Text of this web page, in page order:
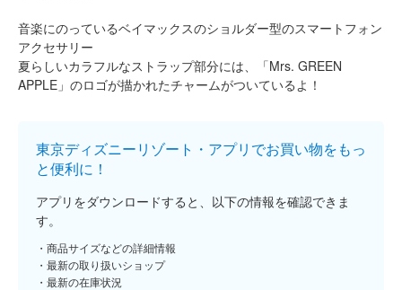
音楽にのっているベイマックスのショルダー型のスマートフォン
アクセサリー
夏らしいカラフルなストラップ部分には、「Mrs. GREEN
APPLE」のロゴが描かれたチャームがついているよ！
東京ディズニーリゾート・アプリでお買い物をもっ
と便利に！
アプリをダウンロードすると、以下の情報を確認できま
す。
商品サイズなどの詳細情報
最新の取り扱いショップ
最新の在庫状況